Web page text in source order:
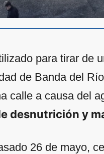
para tirar de
de Banda del
calle a causa del
desnutrición y
26 de mayo,